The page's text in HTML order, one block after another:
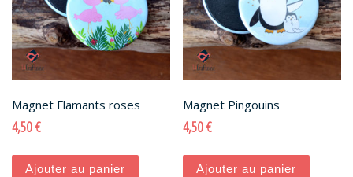
Magnet Flamants roses
4,50€
Ajouter au panier
Magnet Pingouins
4,50€
Ajouter au panier